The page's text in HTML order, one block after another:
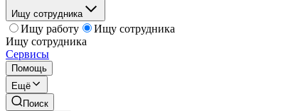
Ищу сотрудника
Ищу работу
Ищу сотрудника
Ищу сотрудника
Сервисы
Помощь
Ещё
Поиск